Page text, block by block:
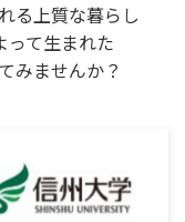
る上質な暮らし
って生まれた
みませんか？